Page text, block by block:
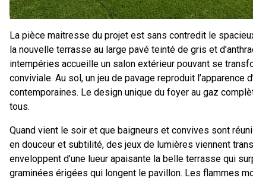
La pièce maitresse du projet est sans contredit le
la nouvelle terrasse au large pavé teinté de gris et
intempéries accueille un salon extérieur pouvant se
conviviale. Au sol, un jeu de pavage reproduit l’apparence
contemporaines. Le design unique du foyer au gaz
tous.
Quand vient le soir et que baigneurs et convives sont
en douceur et subtilité, des jeux de lumières viennent
enveloppent d’une lueur apaisante la belle terrasse qui
graminées érigées qui longent le pavillon. Les flammes